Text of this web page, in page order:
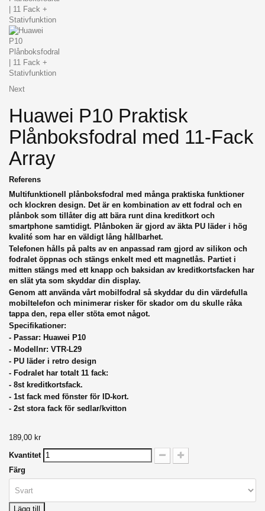
Next
Huawei P10 Praktisk
Plånboksfodral med 11-Fack
Array
Referens
Multifunktionell plånboksfodral med många praktiska funktioner
och klockren design. Det är en kombination av ett fodral och en
plånbok som tillåter dig att bära runt dina kreditkort och
smartphone samtidigt. Plånboken är gjord av äkta PU läder i hög
kvalité som har en väldigt lång hållbarhet.
Telefonen hålls på palts av en anpassad ram gjord av silikon och
fodralet öppnas och stängs enkelt med ett magnetlås. Partiet i
mitten stängs med ett knapp och baksidan av kreditkortsfacken har
en slät yta som skyddar din display.
Genom att använda vårt mobilfodral så skyddar du din värdefulla
mobiltelefon och minimerar risker för skador om du skulle råka
tappa den, repa eller stöta emot något.
Specifikationer:
- Passar: Huawei P10
- Modellnr: VTR-L29
- PU läder i retro design
- Fodralet har totalt 11 fack:
- 8st kreditkortsfack.
- 1st fack med fönster för ID-kort.
- 2st stora fack för sedlar/kvitton
189,00 kr
Kvantitet
Färg
Lägg till